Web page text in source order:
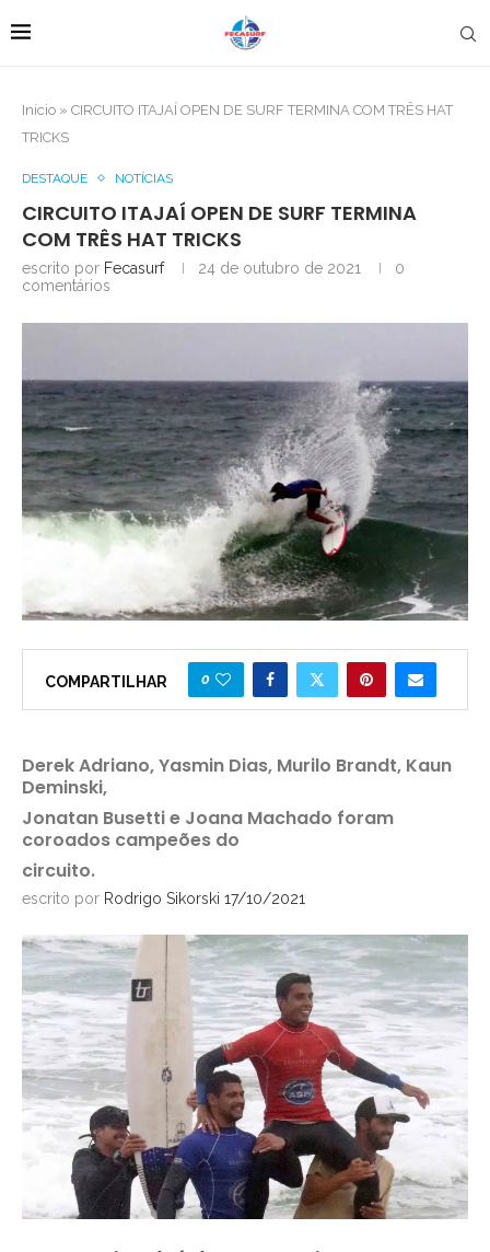
Início » CIRCUITO ITAJAÍ OPEN DE SURF TERMINA COM TRÊS HAT
TRICKS
DESTAQUE NOTÍCIAS
CIRCUITO ITAJAÍ OPEN DE SURF TERMINA
COM TRÊS HAT TRICKS
escrito por Fecasurf 24 de outubro de 2021
0
comentários
COMPARTILHAR 0
Derek Adriano, Yasmin Dias, Murilo Brandt, Kaun
Deminski,
Jonatan Busetti e Joana Machado foram
coroados campeões do
circuito.
escrito por Rodrigo Sikorski 17/10/2021